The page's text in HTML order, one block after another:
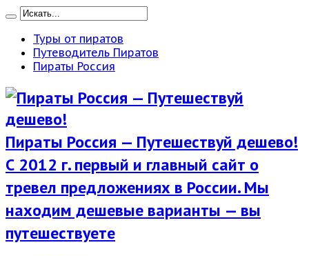
Туры от пиратов
Путеводитель Пиратов
Пираты Россия
Пираты Россия — Путешествуй дешево!
С 2012 г. первый и главный сайт о
тревел предложениях в России. Мы
находим дешевые варианты — вы
путешествуете